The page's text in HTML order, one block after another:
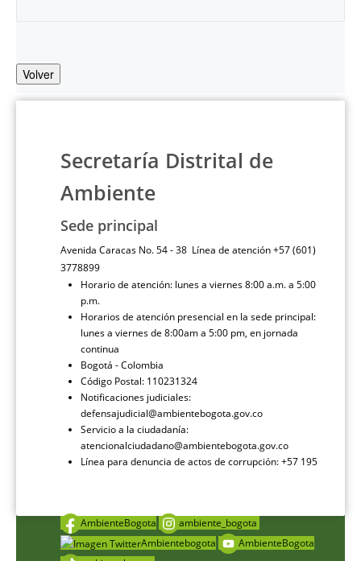
Volver
Secretaría Distrital de
Ambiente
Sede principal
Avenida Caracas No. 54 - 38 Línea de atención +57 (601)
3778899
Horario de atención: lunes a viernes 8:00 a.m. a 5:00
p.m.
Horarios de atención presencial en la sede principal:
lunes a viernes de 8:00am a 5:00 pm, en jornada
continua
Bogotá - Colombia
Código Postal: 110231324
Notificaciones judiciales:
defensajudicial@ambientebogota.gov.co
Servicio a la ciudadanía:
atencionalciudadano@ambientebogota.gov.co
Línea para denuncia de actos de corrupción: +57 195
AmbienteBogota
ambiente_bogota
Ambientebogota
AmbienteBogota